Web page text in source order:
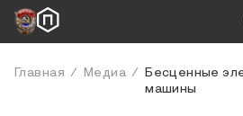
Главная Медиа
Бесценные
машины